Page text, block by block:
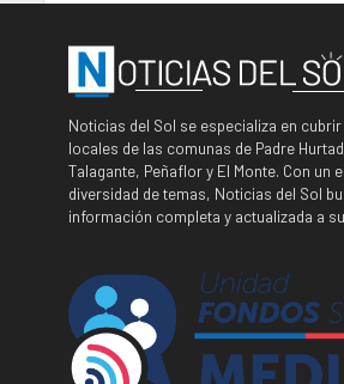
Noticias del Sol se especializa en
locales de las comunas de Padre
Talagante, Peñaflor y El Monte. Con un
diversidad de temas, Noticias del Sol
información completa y actualizada a